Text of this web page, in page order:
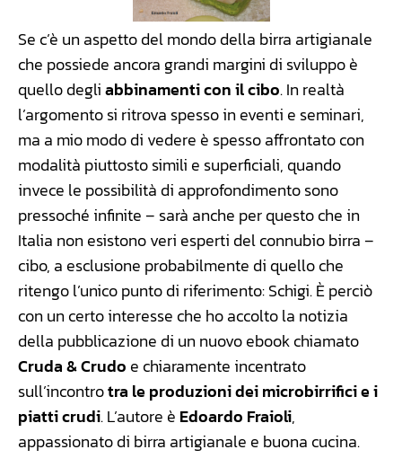
Se c’è un aspetto del mondo della birra artigianale
che possiede ancora grandi margini di sviluppo è
quello degliabbinamenti con il cibo. In realtà
l’argomento si ritrova spesso in eventi e seminari,
ma a mio modo di vedere è spesso affrontato con
modalità piuttosto simili e superficiali, quando
invece le possibilità di approfondimento sono
pressoché infinite – sarà anche per questo che in
Italia non esistono veri esperti del connubio birra –
cibo, a esclusione probabilmente di quello che
ritengo l’unico punto di riferimento: Schigi. È perciò
con un certo interesse che ho accolto la notizia
della pubblicazione di un nuovo ebook chiamato
Cruda & Crudo e chiaramente incentrato
sull’incontrotra le produzioni dei microbirrifici e i
piatti crudi. L’autore è Edoardo Fraioli,
appassionato di birra artigianale e buona cucina.